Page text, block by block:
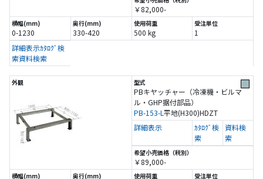
0-1230 330-420 500 kg 1
￥82,000-
詳細表示ｶﾀﾛｸﾞ検
索資料検索
PBキヤッチャー（冷凍機・ビルマ
ル・GHP据付部品）
PB-153-L 平地(H300)HDZT
￥89,000-
詳細表示
ｶﾀﾛｸﾞ検
索
資料検
索